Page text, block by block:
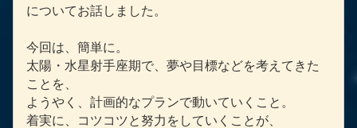
についてお話しました。
今回は、簡単に。
太陽・水星射手座期で、夢や目標などを考えてきた
ことを、
ようやく、計画的なプランで動いていくこと。
着実に、コツコツと努力をしていくことが、